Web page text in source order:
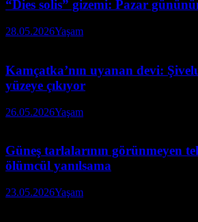
“Dies solis” gizemi: Pazar
28.05.2026Yaşam
Kamçatka’nın uyanan devi:
yüzeye çıkıyor
26.05.2026Yaşam
Güneş tarlalarının görünmeyen
ölümcül yanılsama
23.05.2026Yaşam